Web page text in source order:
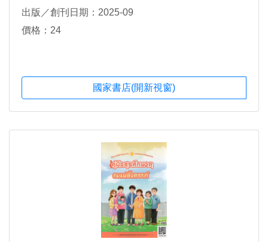
出版／創刊日期：2025-09
價格：24
國家書店(開新視窗)